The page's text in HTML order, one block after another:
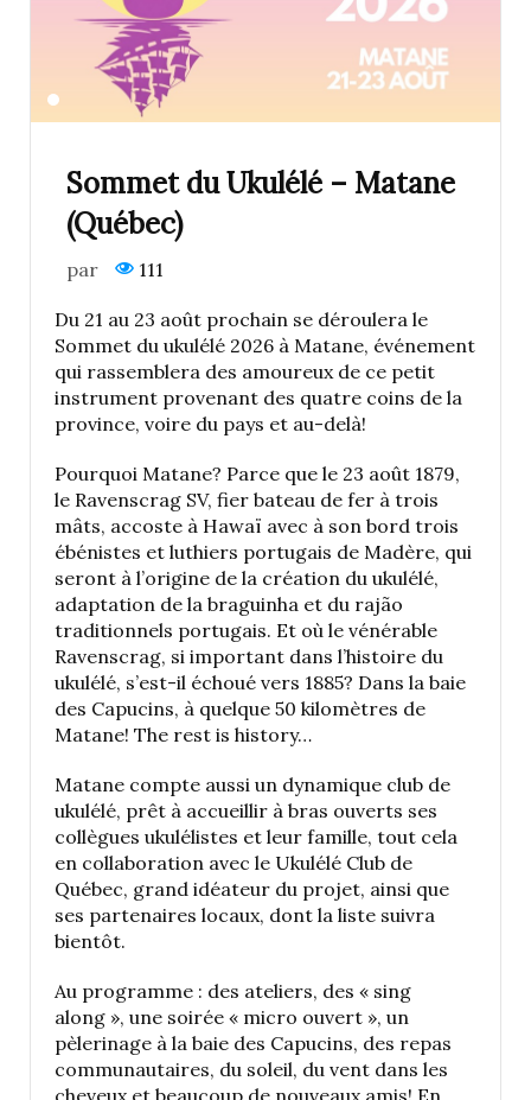
Sommet du Ukulélé – Matane
(Québec)
par 111
Du 21 au 23 août prochain se déroulera le
Sommet du ukulélé 2026 à Matane, événement
qui rassemblera des amoureux de ce petit
instrument provenant des quatre coins de la
province, voire du pays et au-delà!
Pourquoi Matane? Parce que le 23 août 1879,
le Ravenscrag SV, fier bateau de fer à trois
mâts, accoste à Hawaï avec à son bord trois
ébénistes et luthiers portugais de Madère, qui
seront à l’origine de la création du ukulélé,
adaptation de la braguinha et du rajão
traditionnels portugais. Et où le vénérable
Ravenscrag, si important dans l’histoire du
ukulélé, s’est-il échoué vers 1885? Dans la baie
des Capucins, à quelque 50 kilomètres de
Matane! The rest is history…
Matane compte aussi un dynamique club de
ukulélé, prêt à accueillir à bras ouverts ses
collègues ukulélistes et leur famille, tout cela
en collaboration avec le Ukulélé Club de
Québec, grand idéateur du projet, ainsi que
ses partenaires locaux, dont la liste suivra
bientôt.
Au programme : des ateliers, des « sing
along », une soirée « micro ouvert », un
pèlerinage à la baie des Capucins, des repas
communautaires, du soleil, du vent dans les